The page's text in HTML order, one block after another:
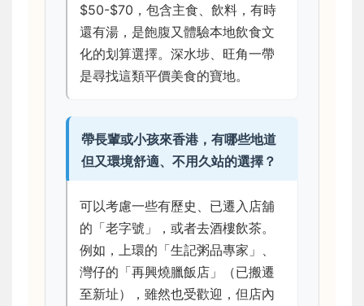
$50-$70，包含主食、飲料，有時
還有湯，是飽腹又體驗本地飲食文
化的划算選擇。深水埗、旺角一帶
是尋找這類平價美食的寶地。
帶長輩或小孩來香港，有哪些地道
但又環境舒適、不用久站的選擇？
可以考慮一些有歷史、已遷入店舖
的「老字號」，或者去酒樓飲茶。
例如，上環的「生記粥品專家」、
灣仔的「再興燒臘飯店」（已搬遷
至新址），雖然也受歡迎，但店內